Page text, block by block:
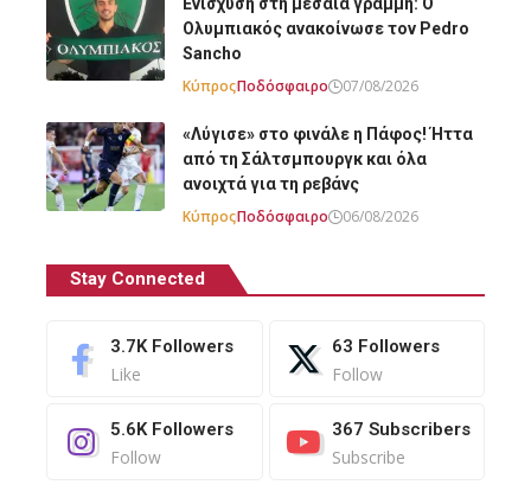
Ενίσχυση στη μεσαία γραμμή: Ο
Ολυμπιακός ανακοίνωσε τον Pedro
Sancho
ΚύπροςΠοδόσφαιρο 07/08/2026
«Λύγισε» στο φινάλε η Πάφος! Ήττα
από τη Σάλτσμπουργκ και όλα
ανοιχτά για τη ρεβάνς
ΚύπροςΠοδόσφαιρο 06/08/2026
Stay Connected
3.7K Followers
Like
63 Followers
Follow
5.6K Followers
Follow
367 Subscribers
Subscribe